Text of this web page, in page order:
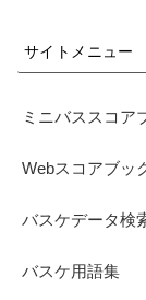
サイトメニュー
ミニバススコア
Webスコアブッ
バスケデータ検
バスケ用語集